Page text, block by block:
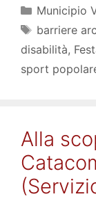
Categorie
Municipio
Tag
barriere
disabilità,
sport
Alla